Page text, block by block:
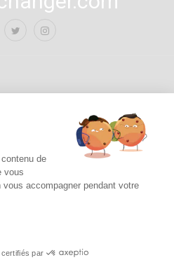
de
vous
accompagner pendant votre
par